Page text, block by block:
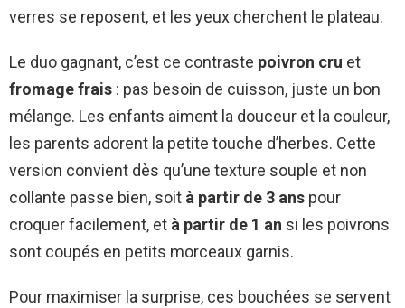
verres se reposent, et les yeux cherchent le plateau.
Le duo gagnant, c’est ce contraste poivron cru et
fromage frais : pas besoin de cuisson, juste un bon
mélange. Les enfants aiment la douceur et la couleur,
les parents adorent la petite touche d’herbes. Cette
version convient dès qu’une texture souple et non
collante passe bien, soit à partir de 3 ans pour
croquer facilement, et à partir de 1 an si les poivrons
sont coupés en petits morceaux garnis.
Pour maximiser la surprise, ces bouchées se servent